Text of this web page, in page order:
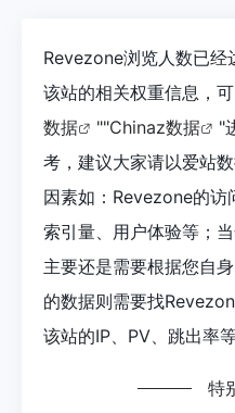
Revezone浏览人数已
该站的相关权重信息，
数据
""Chinaz数据
"
考，建议大家请以爱站
因素如：Revezone的访
索引量、用户体验等；
主要还是需要根据您自
的数据则需要找
该站的IP、PV、跳出率等
特